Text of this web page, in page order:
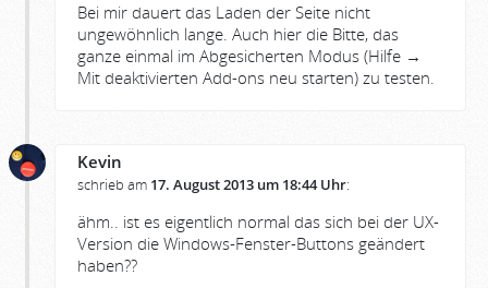
Bei mir dauert das Laden der Seite nicht
ungewöhnlich lange. Auch hier die Bitte, das
ganze einmal im Abgesicherten Modus (Hilfe →
Mit deaktivierten Add-ons neu starten) zu testen.
Kevin
schrieb am 17. August 2013 um 18:44 Uhr:
ähm.. ist es eigentlich normal das sich bei der UX-
Version die Windows-Fenster-Buttons geändert
haben??